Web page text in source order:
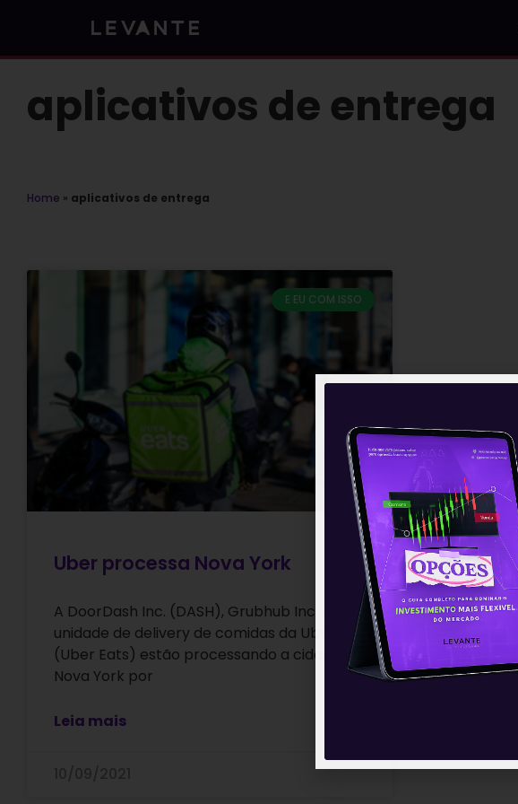
aplicativos de entrega
Home » aplicativos de entrega
E EU COM ISSO
Uber processa Nova York
A DoorDash Inc. (DASH), Grubhub Inc. e a
unidade de delivery de comidas da Uber
(Uber Eats) estão processando a cidade de
Nova York por
Leia mais